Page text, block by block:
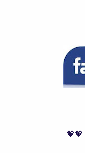
💖💖